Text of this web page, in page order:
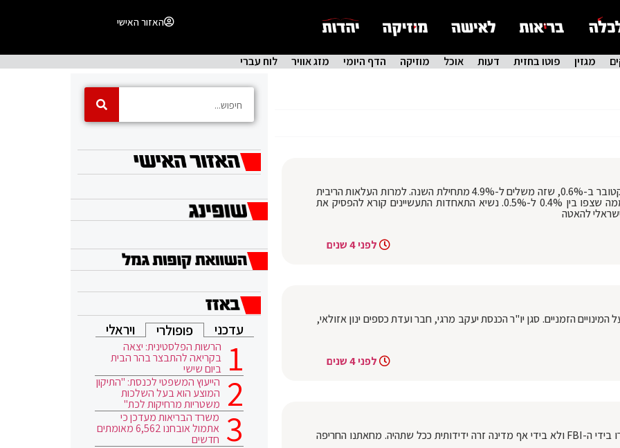
האזור האישי
מגזין פוטו בחזית דעות אוכל מוזיקה הדף היומי מזג אוויר לוח עברי
יוקר המחיה: מדד המחירים לצרכן עלה באוקטובר ב-0.6%, שזה משלים ל-4.9% מתחילת השנה. למרות העלאות הריבית
של בנק ישראל מדד המחירים עלה יותר ממה שצפו בין 0.4% ל-0.5%. נשיא התאחדות התעשיינים קורא להפסיק את
להאטה
לפני 4 שנים
הזמניים. סגן יו"ר הכנסת יעקב מרגי, חבר ועדת כספים ינון אזולאי,
לפני 4 שנים
רה"מ היוצא יאיר לפיד: חיילי צה״ל לא ייחקרו בידי ה-FBI ולא בידי אף מדינה זרה ידידותית ככל שתהיה. מחאתנו החריפה
עדכני פופולרי ויראלי
הרשות הפלסטינית: יצאה
בקריאה להתבצר בהר הבית
ביום שישי
הייעוץ המשפטי לכנסת: "התיקון
המוצע הוא בעל השלכות
משטריות מרחיקות לכת"
משרד הבריאות מעדכן כי
אתמול אובחנו 6,562 מאומתים
חדשים